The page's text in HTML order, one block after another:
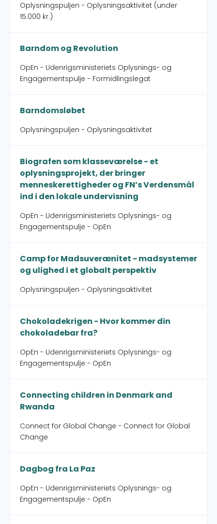
Oplysningspuljen - Oplysningsaktivitet (under
15.000 kr.)
Barndom og Revolution
OpEn - Udenrigsministeriets Oplysnings- og
Engagementspulje - Formidlingslegat
Barndomsløbet
Oplysningspuljen - Oplysningsaktivitet
Biografen som klasseværelse - et
oplysningsprojekt, der bringer
menneskerettigheder og FN’s Verdensmål
ind i den lokale undervisning
OpEn - Udenrigsministeriets Oplysnings- og
Engagementspulje - OpEn
Camp for Madsuverænitet - madsystemer
og ulighed i et globalt perspektiv
Oplysningspuljen - Oplysningsaktivitet
Chokoladekrigen - Hvor kommer din
chokoladebar fra?
OpEn - Udenrigsministeriets Oplysnings- og
Engagementspulje - OpEn
Connecting children in Denmark and
Rwanda
Connect for Global Change - Connect for Global
Change
Dagbog fra La Paz
OpEn - Udenrigsministeriets Oplysnings- og
Engagementspulje - OpEn